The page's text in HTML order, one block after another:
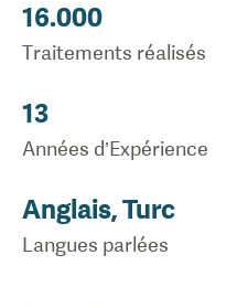
16.000
Traitements réalisés
13
Années d’Expérience
Anglais, Turc
Langues parlées